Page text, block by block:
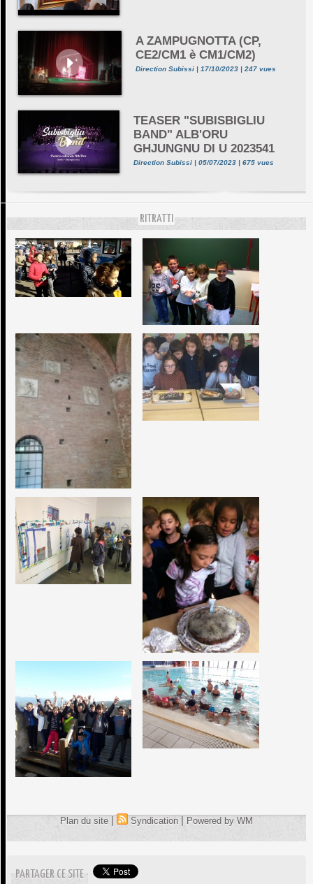
A ZAMPUGNOTTA (CP,
CE2/CM1 è CM1/CM2)
Direction Subissi | 17/10/2023 | 247 vues
TEASER "SUBISBIGLIU
BAND" ALB'ORU
GHJUNGNU DI U 2023541
Direction Subissi | 05/07/2023 | 675 vues
RITRATTI
Plan du site | Syndication | Powered by WM
PARTAGER CE SITE